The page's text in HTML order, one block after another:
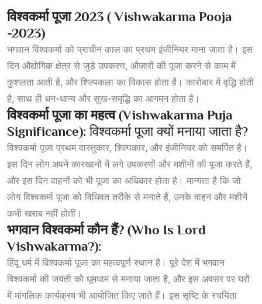
विश्वकर्मापूजा 2023 ( Vishwakarma Pooja
-2023)
भगवान विश्वकर्मा को प्राचीन काल का प्रथम इंजीनियर माना जाता है। इस
दिन औद्योगिक क्षेत्र से जुड़े उपकरण, औजारों की पूजा करने से काम में
कुशलता आती है, और शिल्पकला का विकास होता है। कारोबार में वृद्धि होती
है, साथ ही धन-धान्य और सुख-समृद्धि का आगमन होता है।
विश्वकर्मा पूजा का महत्व (Vishwakarma Puja
Significance): विश्वकर्मा पूजा क्यों मनाया जाता है?
विश्वकर्मा पूजा प्रथम वास्तुकार, शिल्पकार, और इंजीनियर को समर्पित है।
इस दिन लोग अपने कारखानों में लगे उपकरणों और मशीनों की पूजा करते हैं,
और इस दिन वाहनों को भी पूजा का अधिकार होता है। मान्यता है कि जो
लोग विश्वकर्मा पूजा को विधिवत तरीके से मनाते हैं, उनके वाहन और मशीनें
कभी खराब नहीं होतीं।
भगवानविश्वकर्माकौनहैं? (Who Is Lord
Vishwakarma?):
हिंदू धर्म में विश्वकर्मा पूजा का महत्वपूर्ण स्थान है। पूरे देश में भगवान
विश्वकर्मा की जयंती को धूमधाम से मनाया जाता है, और इस अवसर पर घरों
में मांगलिक कार्यक्रम भी आयोजित किए जाते हैं। इस सृष्टि के रचयिता